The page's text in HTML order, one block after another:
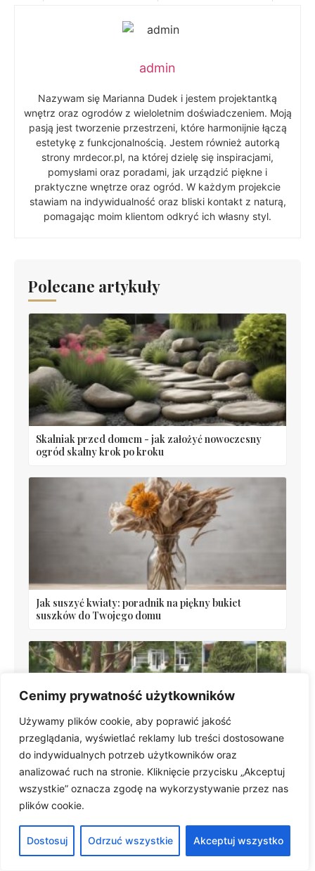
Cenimy prywatność użytkowników
Używamy plików cookie, aby poprawić jakość
przeglądania, wyświetlać reklamy lub treści dostosowane
do indywidualnych potrzeb użytkowników oraz
analizować ruch na stronie. Kliknięcie przycisku „Akceptuj
wszystkie” oznacza zgodę na wykorzystywanie przez nas
plików cookie.
Dostosuj Odrzuć wszystkie Akceptuj wszystko
admin
Nazywam się Marianna Dudek i jestem projektantką
wnętrz oraz ogrodów z wieloletnim doświadczeniem. Moją
pasją jest tworzenie przestrzeni, które harmonijnie łączą
estetykę z funkcjonalnością. Jestem również autorką
strony mrdecor.pl, na której dzielę się inspiracjami,
pomysłami oraz poradami, jak urządzić piękne i
praktyczne wnętrze oraz ogród. W każdym projekcie
stawiam na indywidualność oraz bliski kontakt z naturą,
pomagając moim klientom odkryć ich własny styl.
Polecane artykuły
Skalniak przed domem - jak założyć nowoczesny
ogród skalny krok po kroku
Jak suszyć kwiaty: poradnik na piękny bukiet
suszków do Twojego domu
Przycinanie świerków: jak formować i dbać o świerk
srebrny i inne odmiany